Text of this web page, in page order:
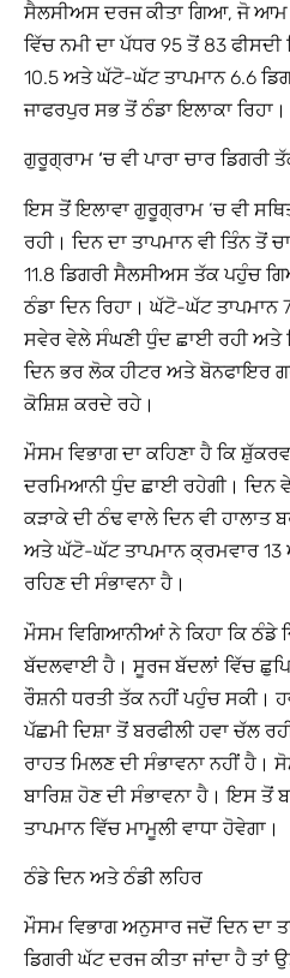
ਸੈਲਸੀਅਸ ਦਰਜ ਕੀਤਾ ਗਿਆ, ਜੋ ਆਮ
ਵਿੱਚ ਨਮੀ ਦਾ ਪੱਧਰ 95 ਤੋਂ 83 ਫੀਸਦੀ
10.5 ਅਤੇ ਘੱਟੋ-ਘੱਟ ਤਾਪਮਾਨ 6.6
ਜਾਫਰਪੁਰ ਸਭ ਤੋਂ ਠੰਡਾ ਇਲਾਕਾ ਰਿਹਾ।
ਗੁਰੂਗ੍ਰਾਮ ‘ਚ ਵੀ ਪਾਰਾ ਚਾਰ ਡਿਗਰੀ
ਇਸ ਤੋਂ ਇਲਾਵਾ ਗੁਰੂਗ੍ਰਾਮ ‘ਚ ਵੀ
ਰਹੀ। ਦਿਨ ਦਾ ਤਾਪਮਾਨ ਵੀ ਤਿੰਨ ਤੋਂ
11.8 ਡਿਗਰੀ ਸੈਲਸੀਅਸ ਤੱਕ ਪਹੁੰਚ
ਠੰਡਾ ਦਿਨ ਰਿਹਾ। ਘੱਟੋ-ਘੱਟ ਤਾਪਮਾਨ
ਸਵੇਰ ਵੇਲੇ ਸੰਘਣੀ ਧੁੰਦ ਛਾਈ ਰਹੀ ਅਤੇ
ਦਿਨ ਭਰ ਲੋਕ ਹੀਟਰ ਅਤੇ ਬੋਨਫਾਇਰ
ਕੋਸ਼ਿਸ਼ ਕਰਦੇ ਰਹੇ।
ਮੌਸਮ ਵਿਭਾਗ ਦਾ ਕਹਿਣਾ ਹੈ ਕਿ
ਦਰਮਿਆਨੀ ਧੁੰਦ ਛਾਈ ਰਹੇਗੀ। ਦਿਨ
ਕੜਾਕੇ ਦੀ ਠੰਢ ਵਾਲੇ ਦਿਨ ਵੀ ਹਾਲਾਤ
ਅਤੇ ਘੱਟੋ-ਘੱਟ ਤਾਪਮਾਨ ਕ੍ਰਮਵਾਰ
ਰਹਿਣ ਦੀ ਸੰਭਾਵਨਾ ਹੈ।
ਮੌਸਮ ਵਿਗਿਆਨੀਆਂ ਨੇ ਕਿਹਾ ਕਿ ਠੰਡੇ
ਬੱਦਲਵਾਈ ਹੈ। ਸੂਰਜ ਬੱਦਲਾਂ ਵਿੱਚ
ਰੌਸ਼ਨੀ ਧਰਤੀ ਤੱਕ ਨਹੀਂ ਪਹੁੰਚ ਸਕੀ।
ਪੱਛਮੀ ਦਿਸ਼ਾ ਤੋਂ ਬਰਫੀਲੀ ਹਵਾ ਚੱਲ
ਰਾਹਤ ਮਿਲਣ ਦੀ ਸੰਭਾਵਨਾ ਨਹੀਂ ਹੈ।
ਬਾਰਿਸ਼ ਹੋਣ ਦੀ ਸੰਭਾਵਨਾ ਹੈ। ਇਸ
ਤਾਪਮਾਨ ਵਿੱਚ ਮਾਮੂਲੀ ਵਾਧਾ ਹੋਵੇਗਾ।
ਠੰਡੇ ਦਿਨ ਅਤੇ ਠੰਡੀ ਲਹਿਰ
ਮੌਸਮ ਵਿਭਾਗ ਅਨੁਸਾਰ ਜਦੋਂ ਦਿਨ ਦਾ
ਡਿਗਰੀ ਘੱਟ ਦਰਜ ਕੀਤਾ ਜਾਂਦਾ ਹੈ ਤਾਂ